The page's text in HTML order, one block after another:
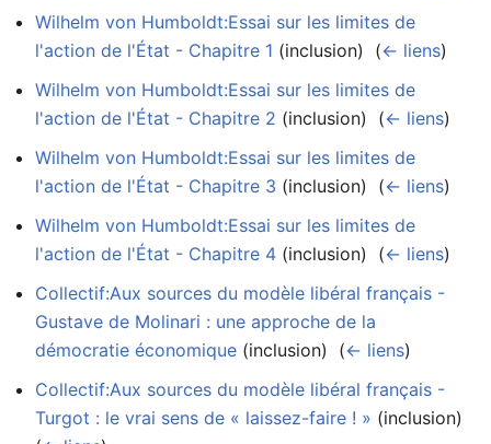
Wilhelm von Humboldt:Essai sur les limites de
l'action de l'État - Chapitre 1 (inclusion) ‎ (← liens)
Wilhelm von Humboldt:Essai sur les limites de
l'action de l'État - Chapitre 2 (inclusion) ‎ (← liens)
Wilhelm von Humboldt:Essai sur les limites de
l'action de l'État - Chapitre 3 (inclusion) ‎ (← liens)
Wilhelm von Humboldt:Essai sur les limites de
l'action de l'État - Chapitre 4 (inclusion) ‎ (← liens)
Collectif:Aux sources du modèle libéral français -
Gustave de Molinari : une approche de la
démocratie économique (inclusion) ‎ (← liens)
Collectif:Aux sources du modèle libéral français -
Turgot : le vrai sens de « laissez-faire ! » (inclusion) ‎